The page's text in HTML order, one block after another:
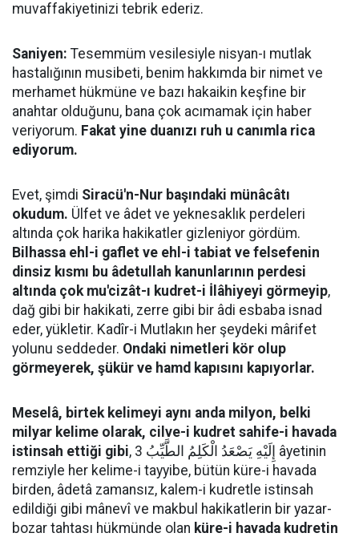
muvaffakiyetinizi tebrik ederiz.
Saniyen: Tesemmüm vesilesiyle nisyan-ı mutlak
hastalığının musibeti, benim hakkımda bir nimet ve
merhamet hükmüne ve bazı hakaikin keşfine bir
anahtar olduğunu, bana çok acımamak için haber
veriyorum. Fakat yine duanızı ruh u canımla rica
ediyorum.
Evet, şimdi Siracü'n-Nur başındaki münâcâtı
okudum. Ülfet ve âdet ve yeknesaklık perdeleri
altında çok harika hakikatler gizleniyor gördüm.
Bilhassa ehl-i gaflet ve ehl-i tabiat ve felsefenin
dinsiz kısmı bu âdetullah kanunlarının perdesi
altında çok mu'cizât-ı kudret-i İlâhiyeyi görmeyip,
dağ gibi bir hakikati, zerre gibi bir âdi esbaba isnad
eder, yükletir. Kadîr-i Mutlakın her şeydeki mârifet
yolunu seddeder. Ondaki nimetleri kör olup
görmeyerek, şükür ve hamd kapısını kapıyorlar.
Meselâ, birtek kelimeyi aynı anda milyon, belki
milyar kelime olarak, cilve-i kudret sahife-i havada
istinsah ettiği gibi, إِلَيْهِ يَصْعَدُ الْكَلِمُ الطَّيِّبُ 3 âyetinin
remziyle her kelime-i tayyibe, bütün küre-i havada
birden, âdetâ zamansız, kalem-i kudretle istinsah
edildiği gibi mânevî ve makbul hakikatlerin bir yazar-
bozar tahtası hükmünde olan küre-i havada kudretin